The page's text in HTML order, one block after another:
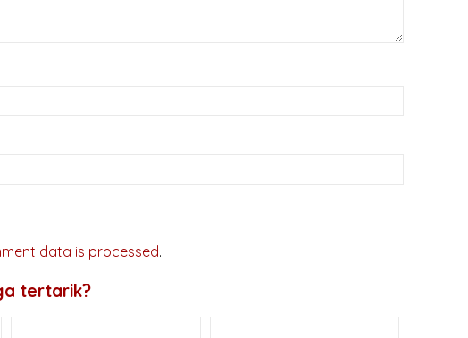
data is processed.
tertarik?